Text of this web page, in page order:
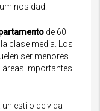
de 60
clase media. Los
ser menores.
áreas importantes
estilo de vida